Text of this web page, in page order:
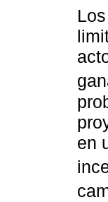
en